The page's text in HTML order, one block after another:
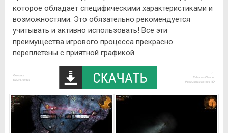
которое обладает специфическими характеристиками и
возможностями. Это обязательно рекомендуется
учитывать и активно использовать! Все эти
преимущества игрового процесса прекрасно
переплетены с приятной графикой.